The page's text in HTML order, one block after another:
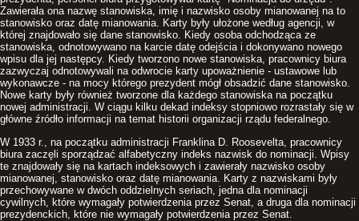
Zawierała ona nazwę stanowiska, imię i nazwisko osoby mianowanej na to
stanowisko oraz datę mianowania. Karty były ułożone według agencji, w
której znajdowało się dane stanowisko. Kiedy osoba odchodząca ze
stanowiska, odnotowywano na karcie datę odejścia i dokonywano nowego
wpisu dla jej następcy. Kiedy tworzono nowe stanowiska, pracownicy biura
zazwyczaj odnotowywali na odwrocie karty upoważnienie - ustawowe lub
wykonawcze - na mocy którego prezydent mógł obsadzić dane stanowisko.
Nowe karty były również tworzone dla każdego stanowiska na początku
nowej administracji. W ciągu kilku dekad indeksy stopniowo rozrastały się w
główne źródło informacji na temat historii organizacji rządu federalnego.
W 1933 r., na początku administracji Franklina D. Roosevelta, pracownicy
biura zaczęli sporządzać alfabetyczny indeks nazwisk do nominacji. Wpisy
te znajdowały się na kartach indeksowych i zawierały nazwisko osoby
mianowanej, stanowisko oraz datę mianowania. Karty z nazwiskami były
przechowywane w dwóch oddzielnych seriach, jedna dla nominacji
cywilnych, które wymagały potwierdzenia przez Senat, a druga dla nominacji
prezydenckich, które nie wymagały potwierdzenia przez Senat.